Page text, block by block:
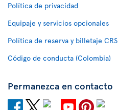
Política de privacidad
Equipaje y servicios opcionales
Política de reserva y billetaje CRS
Código de conducta (Colombia)
Permanezca en contacto